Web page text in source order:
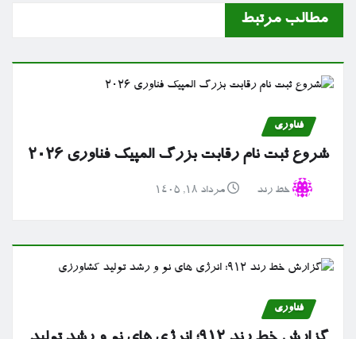
مطالب مرتبط
فناوری
شروع ثبت نام رقابت بزرگ المپیک فناوری ۲۰۲۶
خط رند مرداد ۱۸, ۱۴۰۵
فناوری